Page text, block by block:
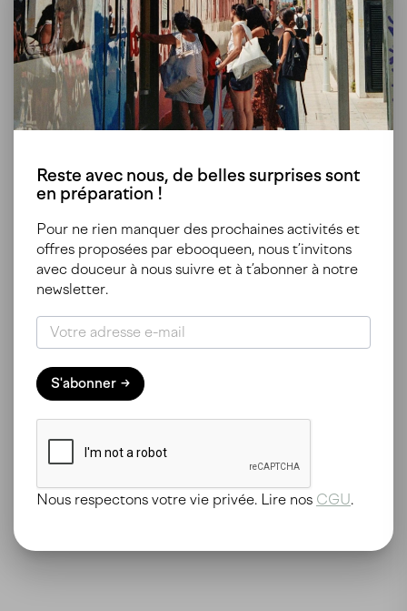
Lors de notre voyage à Ljubljana, nous avons eu
l'opportunité de tester un hébergement bien...
Destinations Hébergement
Un hébergement engagé socialement et
écologiquement à Lyon
Durant notre séjour à Lyon, nous avons été intriguées
par ce nouveau concept nommé Pilo. Situé dans un
ancien gymnase, cet hébergement est un mélange
hybride entre auberge et...
Reste avec nous, de belles surprises sont
en préparation !
Pour ne rien manquer des prochaines activités et
offres proposées par ebooqueen, nous t’invitons
avec douceur à nous suivre et à t’abonner à notre
newsletter.
S'abonner
Nous respectons votre vie privée. Lire nos CGU.